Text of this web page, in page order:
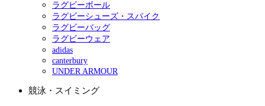
ラグビーボール
ラグビーシューズ・スパイク
ラグビーバッグ
ラグビーウェア
adidas
canterbury
UNDER ARMOUR
競泳・スイミング